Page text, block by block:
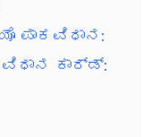
ಪಾಕವಿಧಾನ:
ಕಾರ್ಡ್: